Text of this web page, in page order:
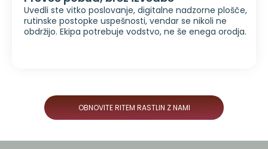
Uvedli ste vitko poslovanje, digitalne nadzorne plošče,
rutinske postopke uspešnosti, vendar se nikoli ne
obdržijo. Ekipa potrebuje vodstvo, ne še enega orodja.
OBNOVITE RITEM RASTLIN Z NAMI